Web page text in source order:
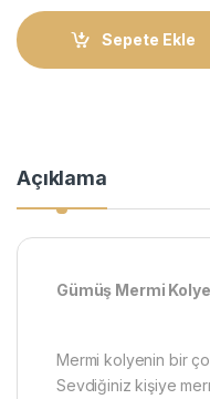
Sepete Ekle
Açıklama
​Gümüş Mermi Kolye
Mermi kolyenin bir
Sevdiğiniz kişiye